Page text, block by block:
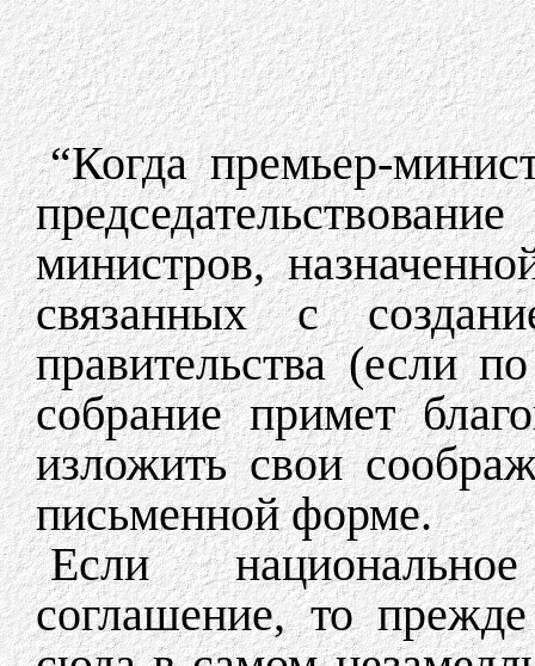
“Когда премьер-
министров,
связанных с
правительства (если
собрание примет
изложить свои
письменной форме.
Если
соглашение, то